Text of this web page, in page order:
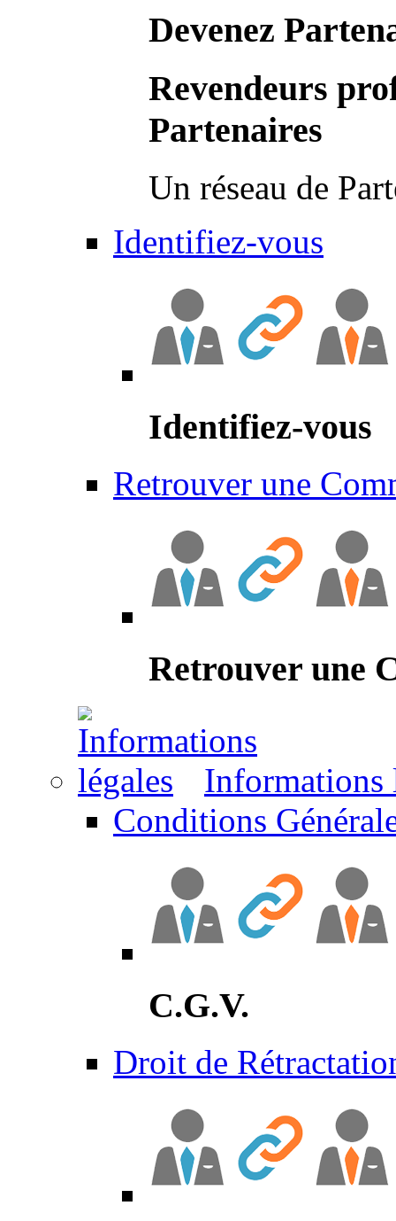
Devenez
Revendeurs
Partenaires
Un réseau de
Identifiez-vous
Identifiez-vous
Retrouver une
Retrouver une
Informations
Conditions
C.G.V.
Droit de